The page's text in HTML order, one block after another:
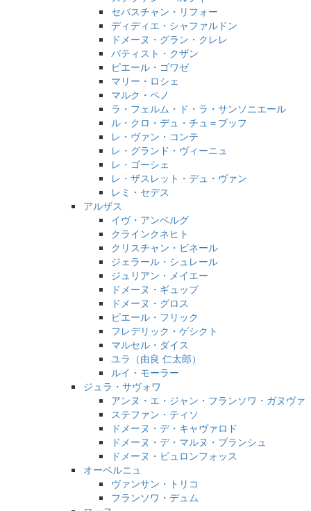
セバスチャン・リフォー
ディディエ・シャファルドン
ドメーヌ・グラン・クレレ
バティスト・クザン
ピエール・ゴワゼ
マリー・ロシェ
マルク・ペノ
ラ・フェルム・ド・ラ・サンソニエール
ル・クロ・デュ・チュ＝ブッフ
レ・ヴァン・コンテ
レ・グランド・ヴィーニュ
レ・ゴーシェ
レ・ザスレット・デュ・ヴァン
レミ・セデス
アルザス
イヴ・アンベルグ
クラインクネヒト
クリスチャン・ビネール
ジェラール・シュレール
ジュリアン・メイエー
ドメーヌ・ギュップ
ドメーヌ・グロス
ピエール・フリック
フレデリック・ゲシクト
マルセル・ダイス
ユラ（由良 仁太郎）
ルイ・モーラー
ジュラ・サヴォワ
アンヌ・エ・ジャン・フランソワ・ガヌヴァ
ステファン・ティソ
ドメーヌ・デ・キャヴァロド
ドメーヌ・デ・マルヌ・ブランシュ
ドメーヌ・ビュロンフォッス
オーベルニュ
ヴァンサン・トリコ
フランソワ・デュム